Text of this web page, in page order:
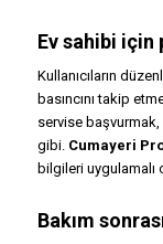
Ev sahibi
Kullanıcıların
basıncını takip
servise başvurmak,
gibi. Cumayeri
bilgileri uygulamalı
Bakım